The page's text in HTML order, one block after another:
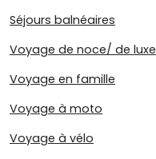
Séjours balnéaires
Voyage de noce/ de luxe
Voyage en famille
Voyage à moto
Voyage à vélo